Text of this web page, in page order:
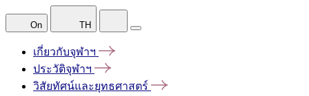
On TH
เกี่ยวกับจุฬาฯ
ประวัติจุฬาฯ
วิสัยทัศน์และยุทธศาสตร์